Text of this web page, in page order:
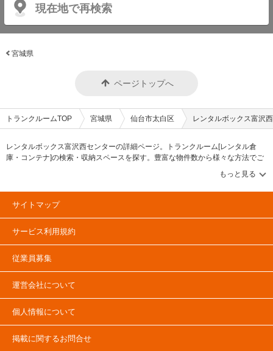
現在地で再検索
宮城県
ページトップへ
トランクルームTOP 宮城県 仙台市太白区 レンタルボックス富沢
レンタルボックス富沢西センターの詳細ページ。トランクルーム[レンタル倉
庫・コンテナ]の検索・収納スペースを探す。豊富な物件数から様々な方法でご
希望の収納スペースを簡単に探せるトランクルーム情報サイトです。レンタル
ボックス富沢西センターの住所・最寄りの駅、物件タイプのご紹介や料金表、
お得なキャンペーン情報もあります。気になる物件タイプを見つけたら、メー
ルか電話でお問合せが可能です（無料）。
サイトマップ
サービス利用規約
従業員募集
運営会社について
個人情報について
掲載に関するお問合せ